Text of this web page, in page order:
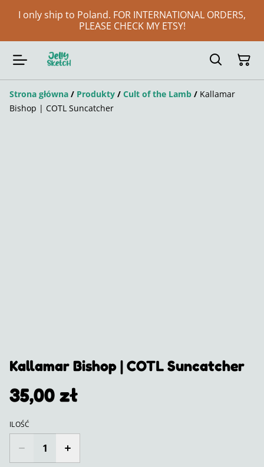
I only ship to Poland. FOR INTERNATIONAL ORDERS,
PLEASE CHECK MY ETSY!
Strona główna / Produkty / Cult of the Lamb / Kallamar
Bishop | COTL Suncatcher
Kallamar Bishop | COTL Suncatcher
35,00 zł
ILOŚĆ